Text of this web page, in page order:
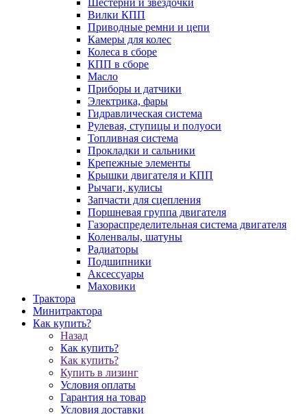
Шестерни и звездочки
Вилки КПП
Приводные ремни и цепи
Камеры для колес
Колеса в сборе
КПП в сборе
Масло
Приборы и датчики
Электрика, фары
Гидравлическая система
Рулевая, ступицы и полуоси
Топливная система
Прокладки и сальники
Крепежные элементы
Крышки двигателя и КПП
Рычаги, кулисы
Запчасти для сцепления
Поршневая группа двигателя
Газораспределительная система двигателя
Коленвалы, шатуны
Радиаторы
Подшипники
Аксессуары
Маховики
Трактора
Минитрактора
Как купить?
Назад
Как купить?
Как купить?
Купить в лизинг
Условия оплаты
Гарантия на товар
Условия доставки